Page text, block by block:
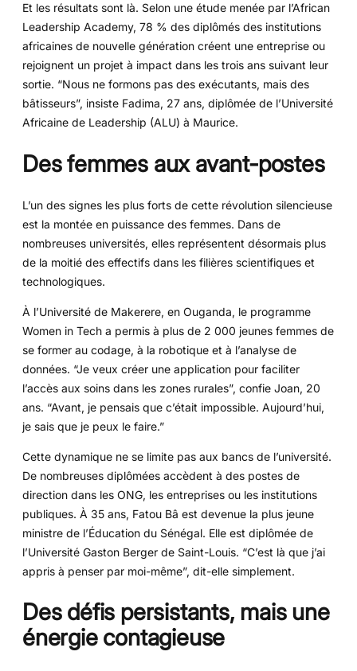
Et les résultats sont là. Selon une étude menée par l’African
Leadership Academy, 78 % des diplômés des institutions
africaines de nouvelle génération créent une entreprise ou
rejoignent un projet à impact dans les trois ans suivant leur
sortie. “Nous ne formons pas des exécutants, mais des
bâtisseurs”, insiste Fadima, 27 ans, diplômée de l’Université
Africaine de Leadership (ALU) à Maurice.
Des femmes aux avant-postes
L’un des signes les plus forts de cette révolution silencieuse
est la montée en puissance des femmes. Dans de
nombreuses universités, elles représentent désormais plus
de la moitié des effectifs dans les filières scientifiques et
technologiques.
À l’Université de Makerere, en Ouganda, le programme
Women in Tech a permis à plus de 2 000 jeunes femmes de
se former au codage, à la robotique et à l’analyse de
données. “Je veux créer une application pour faciliter
l’accès aux soins dans les zones rurales”, confie Joan, 20
ans. “Avant, je pensais que c’était impossible. Aujourd’hui,
je sais que je peux le faire.”
Cette dynamique ne se limite pas aux bancs de l’université.
De nombreuses diplômées accèdent à des postes de
direction dans les ONG, les entreprises ou les institutions
publiques. À 35 ans, Fatou Bâ est devenue la plus jeune
ministre de l’Éducation du Sénégal. Elle est diplômée de
l’Université Gaston Berger de Saint-Louis. “C’est là que j’ai
appris à penser par moi-même”, dit-elle simplement.
Des défis persistants, mais une
énergie contagieuse